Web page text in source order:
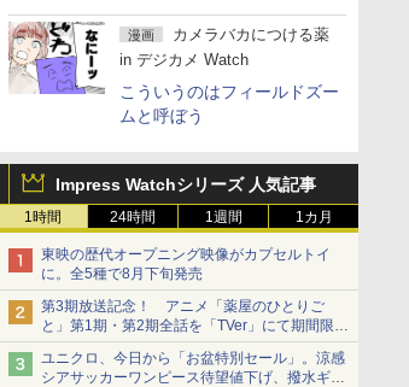
漫画
カメラバカにつける薬
in デジカメ Watch
こういうのはフィールドズー
ムと呼ぼう
Impress Watchシリーズ 人気記事
1時間 24時間 1週間 1カ月
東映の歴代オープニング映像がカプセルトイ
に。全5種で8月下旬発売
第3期放送記念！ アニメ「薬屋のひとりご
と」第1期・第2期全話を「TVer」にて期間限定
で順次無料配信開始
ユニクロ、今日から「お盆特別セール」。涼感
シアサッカーワンピース待望値下げ、撥水ギア